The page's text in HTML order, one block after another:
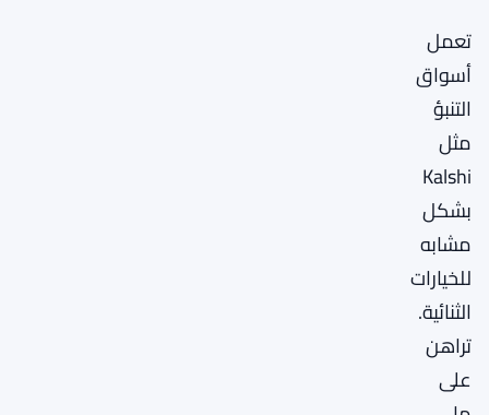
تعمل
أسواق
التنبؤ
مثل
Kalshi
بشكل
مشابه
للخيارات
الثنائية.
تراهن
على